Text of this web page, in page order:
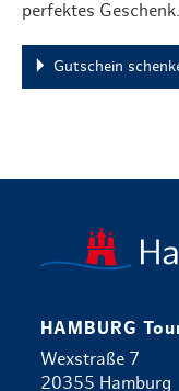
perfektes Geschenk.
Gutschein
HAMBURG
Wexstraße 7
20355 Hamburg